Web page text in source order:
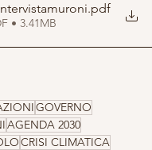
.pdf
• 3.41MB
GOVERNO
AGENDA 2030
CRISI CLIMATICA